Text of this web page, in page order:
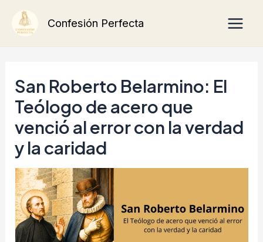
Confesión Perfecta
San Roberto Belarmino: El
Teólogo de acero que
venció al error con la verdad
y la caridad